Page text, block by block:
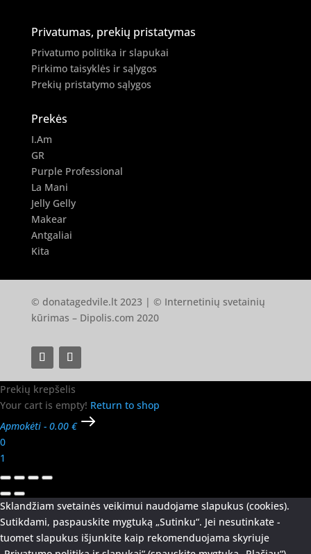
Privatumas, prekių pristatymas
Privatumo politika ir slapukai
Pirkimo taisyklės ir sąlygos
Prekių pristatymo sąlygos
Prekės
I.Am
GR
Purple Professional
La Mani
Jelly Gelly
Makear
Antgaliai
Kita
© donatagedvile.lt 2023 | © Internetinių svetainių
kūrimas – Dipolis.com 2020
Prekių krepšelis
Your cart is empty! Return to shop
Apmokėti - 0.00 €
0
1
Sklandžiam svetainės veikimui naudojame slapukus (cookies).
Sutikdami, paspauskite mygtuką „Sutinku“. Jei nesutinkate -
tuomet slapukus išjunkite kaip rekomenduojama skyriuje